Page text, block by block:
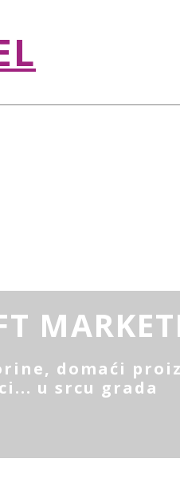
domaći
u srcu grada